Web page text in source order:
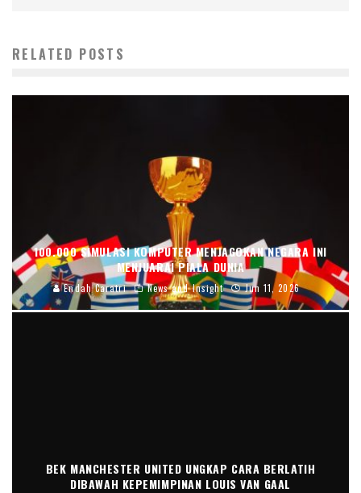
RELATED POSTS
100.000 SIMULASI KOMPUTER MENJAGOKAN NEGARA INI
MENJUARAI PIALA DUNIA
Endah Caratri News and Insight Jun 11, 2026
BEK MANCHESTER UNITED UNGKAP CARA BERLATIH
DIBAWAH KEPEMIMPINAN LOUIS VAN GAAL